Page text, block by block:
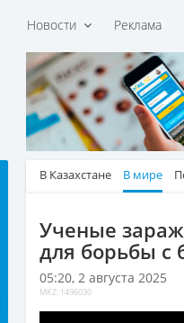
Новости Реклама
В Казахстане В мире
Ученые
для борьбы с
05:20, 2 августа 2025
MKZ: 1496030